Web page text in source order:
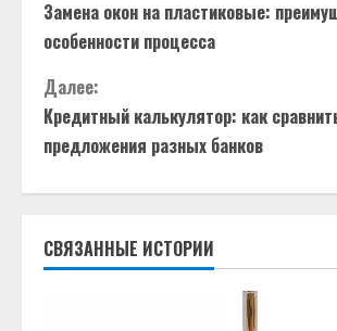
р
о
д
о
ж
Замена окон на пластиковые:
особенности процесса
Далее:
Кредитный калькулятор: как
предложения разных банков
СВЯЗАННЫЕ ИСТОРИИ